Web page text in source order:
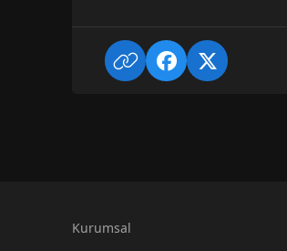
Kurumsal